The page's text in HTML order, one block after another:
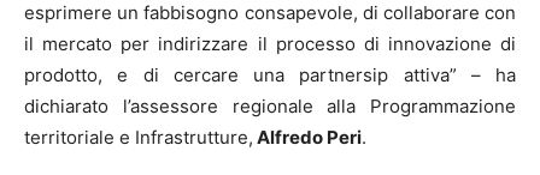
esprimere un fabbisogno consapevole, di collaborare con
il mercato per indirizzare il processo di innovazione di
prodotto, e di cercare una partnersip attiva” – ha
dichiarato l’assessore regionale alla Programmazione
territoriale e Infrastrutture, Alfredo Peri.